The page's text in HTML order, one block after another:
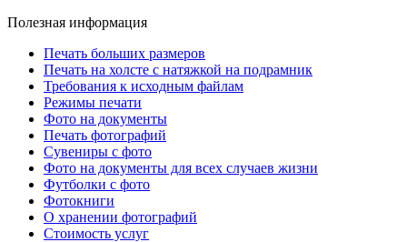
Полезная информация
Печать больших размеров
Печать на холсте c натяжкой на подрамник
Требования к исходным файлам
Режимы печати
Фото на документы
Печать фотографий
Сувениры с фото
Фото на документы для всех случаев жизни
Футболки с фото
Фотокниги
О хранении фотографий
Стоимость услуг